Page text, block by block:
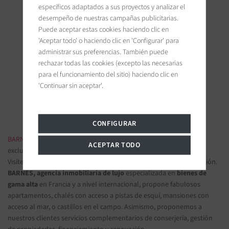
BARNES Ile de Ré
19 bis, Cours Félix Faure
17630 La Flotte-en-Ré, France
BARNES INMOBILIARIA DE LUJO- Las más bellas propiedades
exclusivas y apartamentos de lujo
Visítenos en nuestras oficinas y confíenos sus proyectos de inversión.
BARNES, agencia inmobiliaria de lujoespecializada enbienes de
gama alta en Francia y a nivel internacional, propone fabulosos
apartamentos, chalés con acceso a pistas de esquí, mansiones con
acceso al mar, o castillos en el campo. Asimismo, proponemos a
nuestros clientes servicios complementarios de conserjería, gestión
específicos adaptados a sus proyectos y analizar el
desempeño de nuestras campañas publicitarias.
Puede aceptar estas cookies haciendo clic en
'Aceptar todo' o haciendo clic en 'Configurar' para
administrar sus preferencias. También puede
rechazar todas las cookies (excepto las necesarias
para el funcionamiento del sitio) haciendo clic en
'Continuar sin aceptar'.
CONFIGURAR
ACEPTAR TODO